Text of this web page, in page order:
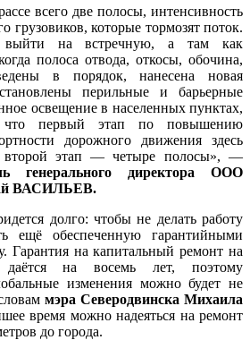
всего две полосы, интенсивность
грузовиков, которые тормозят поток.
выйти на встречную, а там как
полоса отвода, откосы, обочина,
в порядок, нанесена новая
перильные и барьерные
освещение в населенных пунктах,
первый этап по повышению
дорожного движения здесь
второй этап — четыре полосы», —
генерального директора ООО
ВАСИЛЬЕВ.
долго: чтобы не делать работу
ещё обеспеченную гарантийными
Гарантия на капитальный ремонт на
даётся на восемь лет, поэтому
изменения можно будет не
мэра Северодвинска Михаила
время можно надеяться на ремонт
до города.